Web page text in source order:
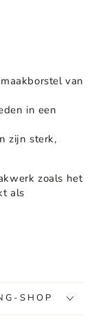
van
in een
zijn sterk,
zoals het
als
SHOP